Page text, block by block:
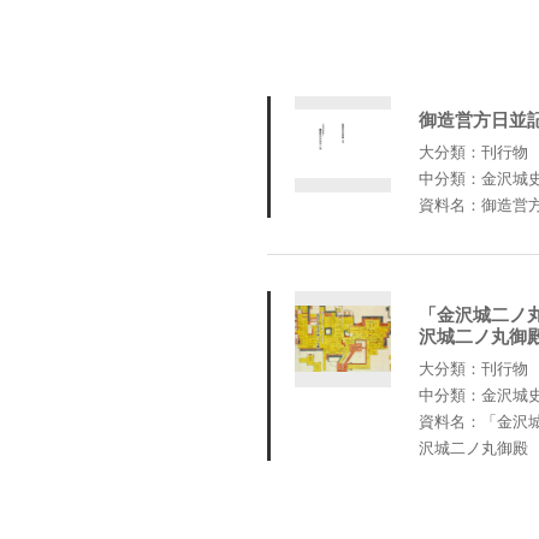
御造営方日
大分類：刊行物
中分類：金沢城
資料名：御造
「金沢城二
沢城二ノ丸御
大分類：刊行物
中分類：金沢城
資料名：「金沢
沢城二ノ丸御殿